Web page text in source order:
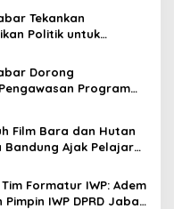
Tekankan
Politik untuk
Dorong
Program
Film Bara dan Hutan
Bandung Ajak Pelajar
Formatur IWP: Adem
IWP DPRD Jabar